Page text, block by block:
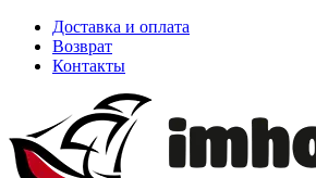
Доставка и оплата
Возврат
Контакты